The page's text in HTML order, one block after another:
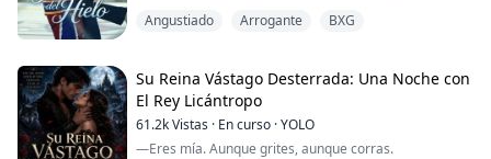
arrastró de repente a una habitación cercana.
Se me entrecortó la respiración cuando mi espalda
golpeó la pared y Tyler se alzó frente a mí, con el
pecho subiendo y bajando, los ojos oscurecidos por
algo feroz y salvaje.
Angustiado Arrogante BXG
Su Reina Vástago Desterrada: Una Noche con
El Rey Licántropo
61.2kVistas · En curso ·YOLO
—Eres mía. Aunque grites, aunque corras.